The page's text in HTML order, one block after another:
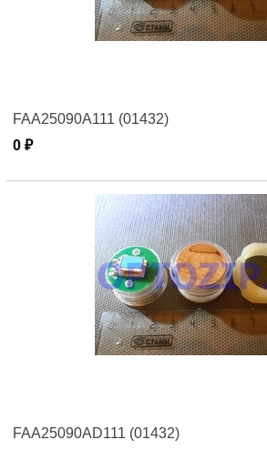
FAA25090A111 (01432)
0 ₽
FAA25090AD111 (01432)